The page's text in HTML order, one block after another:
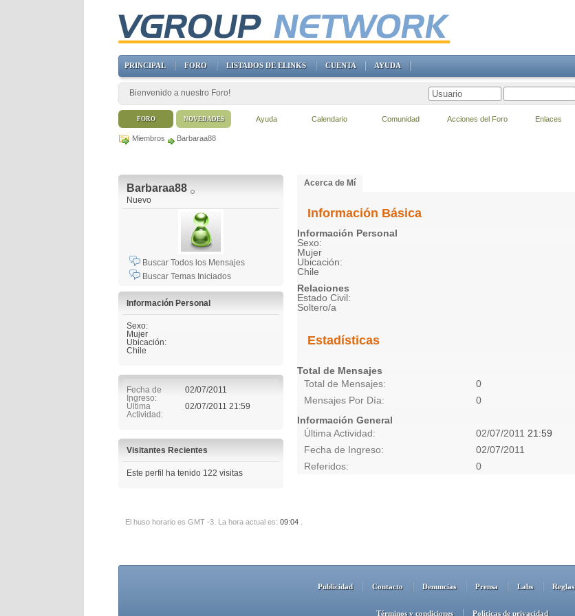
Miembros Barbaraa88
Barbaraa88
Nuevo
Buscar Todos los Mensajes
Buscar Temas Iniciados
Información Personal
Sexo:
Mujer
Ubicación:
Chile
Fecha de
Ingreso
02/07/2011
Última
Actividad
02/07/2011 21:59
Visitantes Recientes
Este perfil ha tenido 122 visitas
Acerca de Mí
Información Básica
Información Personal
Sexo:
Mujer
Ubicación:
Chile
Relaciones
Estado Civil:
Soltero/a
Estadísticas
Total de Mensajes
Total de Mensajes
0
Mensajes Por Día
0
Información General
Última Actividad
02/07/2011 21:59
Fecha de Ingreso
02/07/2011
Referidos
0
El huso horario es GMT -3. La hora actual es: 09:04
Publicidad Contacto Denuncias Prensa Labs Reglas
Términos y condiciones Políticas de privacidad
PRINCIPAL FORO LISTADOS DE ELINKS CUENTA AYUDA
Bienvenido a nuestro Foro!
FORO Ayuda Calendario Comunidad Acciones del Foro Enlaces
NOVEDADES